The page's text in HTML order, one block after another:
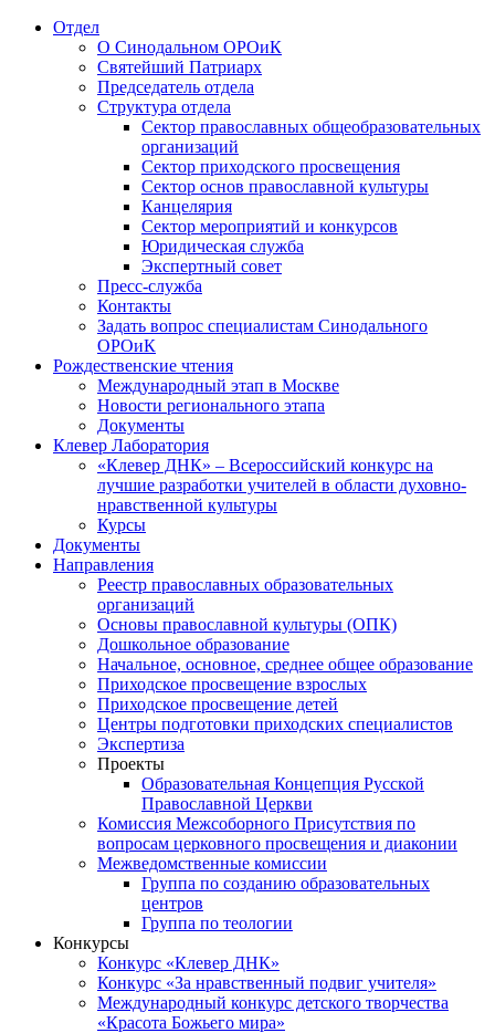
Отдел
О Синодальном ОРОиК
Святейший Патриарх
Председатель отдела
Структура отдела
Сектор православных общеобразовательных
организаций
Сектор приходского просвещения
Сектор основ православной культуры
Канцелярия
Сектор мероприятий и конкурсов
Юридическая служба
Экспертный совет
Пресс-служба
Контакты
Задать вопрос специалистам Синодального
ОРОиК
Рождественские чтения
Международный этап в Москве
Новости регионального этапа
Документы
Клевер Лаборатория
«Клевер ДНК» – Всероссийский конкурс на
лучшие разработки учителей в области духовно-
нравственной культуры
Курсы
Документы
Направления
Реестр православных образовательных
организаций
Основы православной культуры (ОПК)
Дошкольное образование
Начальное, основное, среднее общее образование
Приходское просвещение взрослых
Приходское просвещение детей
Центры подготовки приходских специалистов
Экспертиза
Проекты
Образовательная Концепция Русской
Православной Церкви
Комиссия Межсоборного Присутствия по
вопросам церковного просвещения и диаконии
Межведомственные комиссии
Группа по созданию образовательных
центров
Группа по теологии
Конкурсы
Конкурс «Клевер ДНК»
Конкурс «За нравственный подвиг учителя»
Международный конкурс детского творчества
«Красота Божьего мира»